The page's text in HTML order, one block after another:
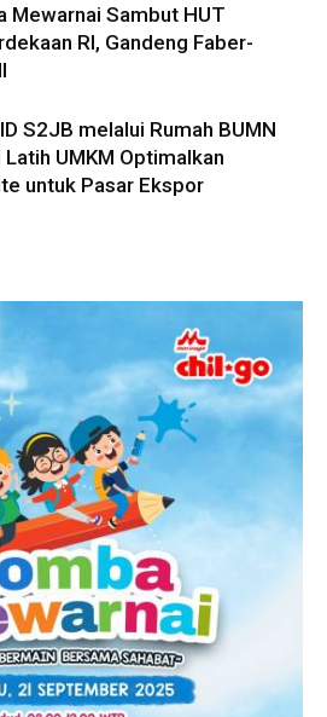
Mewarnai Sambut HUT
RI, Gandeng Faber-
S2JB melalui Rumah BUMN
UMKM Optimalkan
untuk Pasar Ekspor